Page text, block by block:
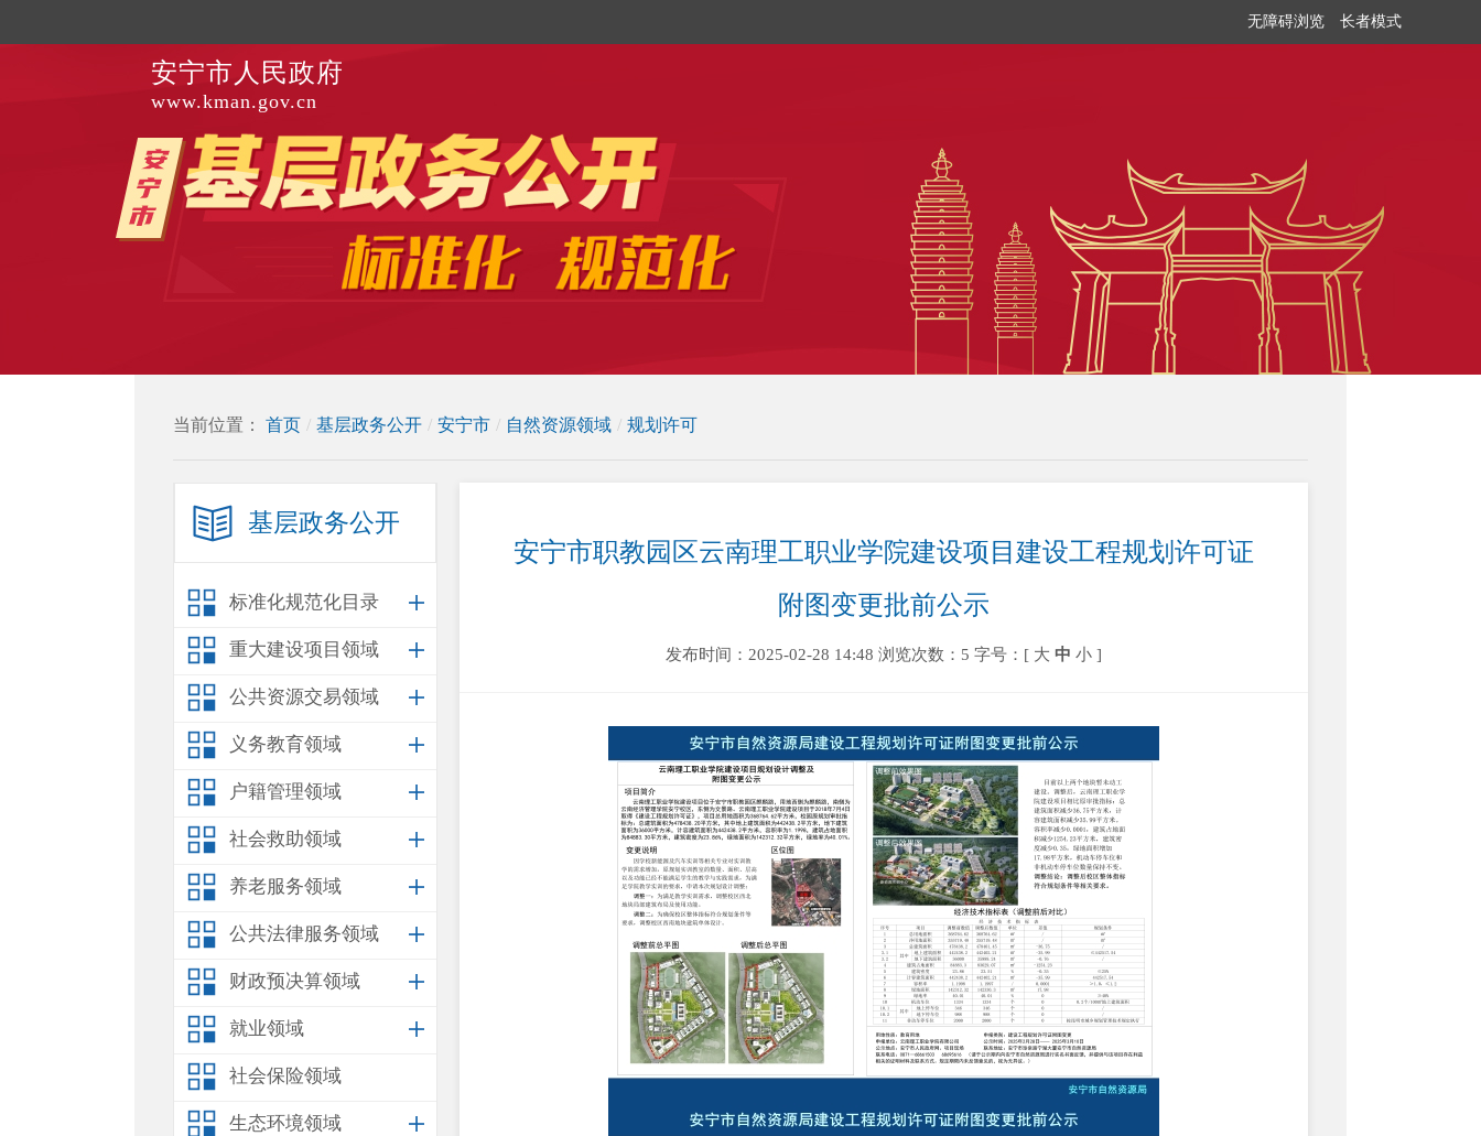
无障碍浏览 长者模式
安宁市人民政府
www.kman.gov.cn
当前位置： 首页 / 基层政务公开 / 安宁市 / 自然资源领域 / 规划许可
基层政务公开
标准化规范化目录
重大建设项目领域
公共资源交易领域
义务教育领域
户籍管理领域
社会救助领域
养老服务领域
公共法律服务领域
财政预决算领域
就业领域
社会保险领域
生态环境领域
安宁市职教园区云南理工职业学院建设项目建设工程规划许可证
附图变更批前公示
发布时间：2025-02-28 14:48 浏览次数：5 字号：[ 大 中 小 ]